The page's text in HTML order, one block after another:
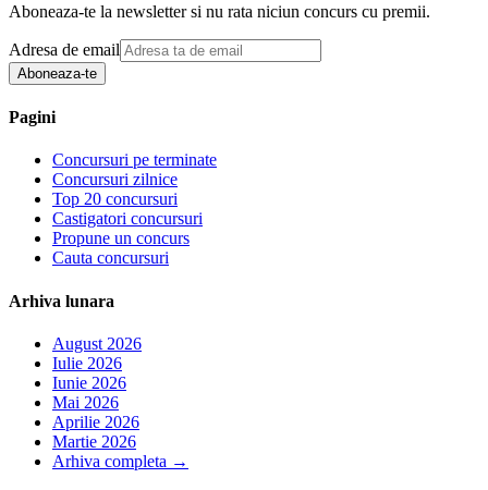
Aboneaza-te la newsletter si nu rata niciun concurs cu premii.
Adresa de email
Aboneaza-te
Pagini
Concursuri pe terminate
Concursuri zilnice
Top 20 concursuri
Castigatori concursuri
Propune un concurs
Cauta concursuri
Arhiva lunara
August 2026
Iulie 2026
Iunie 2026
Mai 2026
Aprilie 2026
Martie 2026
Arhiva completa →